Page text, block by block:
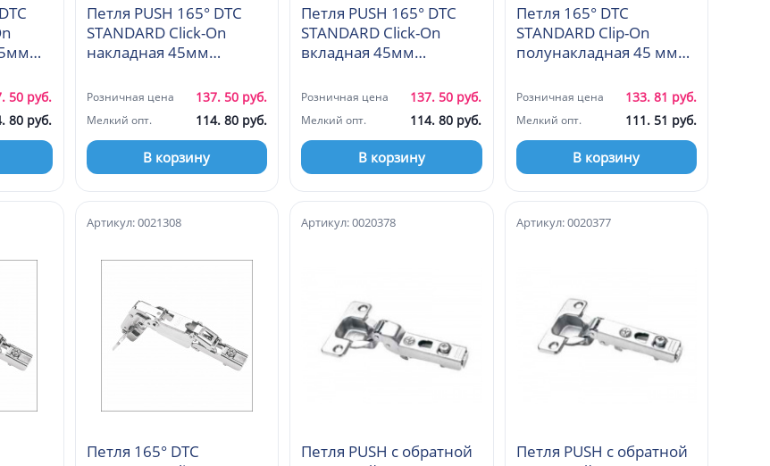
50 руб.
80 руб.
Петля PUSH 165° DTC
STANDARD Click-On
накладная 45мм
Розничная цена 137. 50 руб.
Мелкий опт. 114. 80 руб.
В корзину
Петля PUSH 165° DTC
STANDARD Click-On
вкладная 45мм
Розничная цена 137. 50 руб.
Мелкий опт. 114. 80 руб.
В корзину
Петля 165° DTC
STANDARD Clip-On
полунакладная 45 мм
Розничная цена 133. 81 руб.
Мелкий опт. 111. 51 руб.
В корзину
Петля 165° DTC
Артикул: 0021308
Петля PUSH с обратной
Артикул: 0020378
Петля PUSH с обратной
Артикул: 0020377